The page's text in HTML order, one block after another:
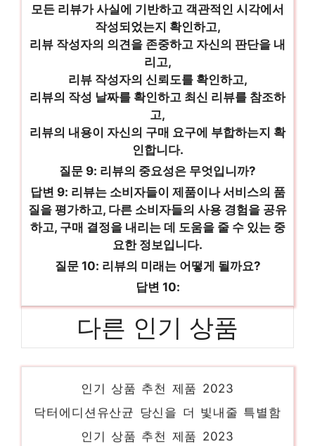
모든 리뷰가 사실에 기반하고 객관적인 시각에서
작성되었는지 확인하고,
리뷰 작성자의 의견을 존중하고 자신의 판단을 내
리고,
리뷰 작성자의 신뢰도를 확인하고,
리뷰의 작성 날짜를 확인하고 최신 리뷰를 참조하
고,
리뷰의 내용이 자신의 구매 요구에 부합하는지 확
인합니다.
질문 9: 리뷰의 중요성은 무엇입니까?
답변 9: 리뷰는 소비자들이 제품이나 서비스의 품
질을 평가하고, 다른 소비자들의 사용 경험을 공유
하고, 구매 결정을 내리는 데 도움을 줄 수 있는 중
요한 정보입니다.
질문 10: 리뷰의 미래는 어떻게 될까요?
답변 10:
다른 인기 상품
아토엔비수딩젤ml 품절임박! 지금 바로 찬스!